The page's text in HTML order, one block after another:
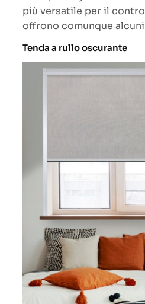
più versatile per il
offrono comunque
Tenda a rullo oscurante